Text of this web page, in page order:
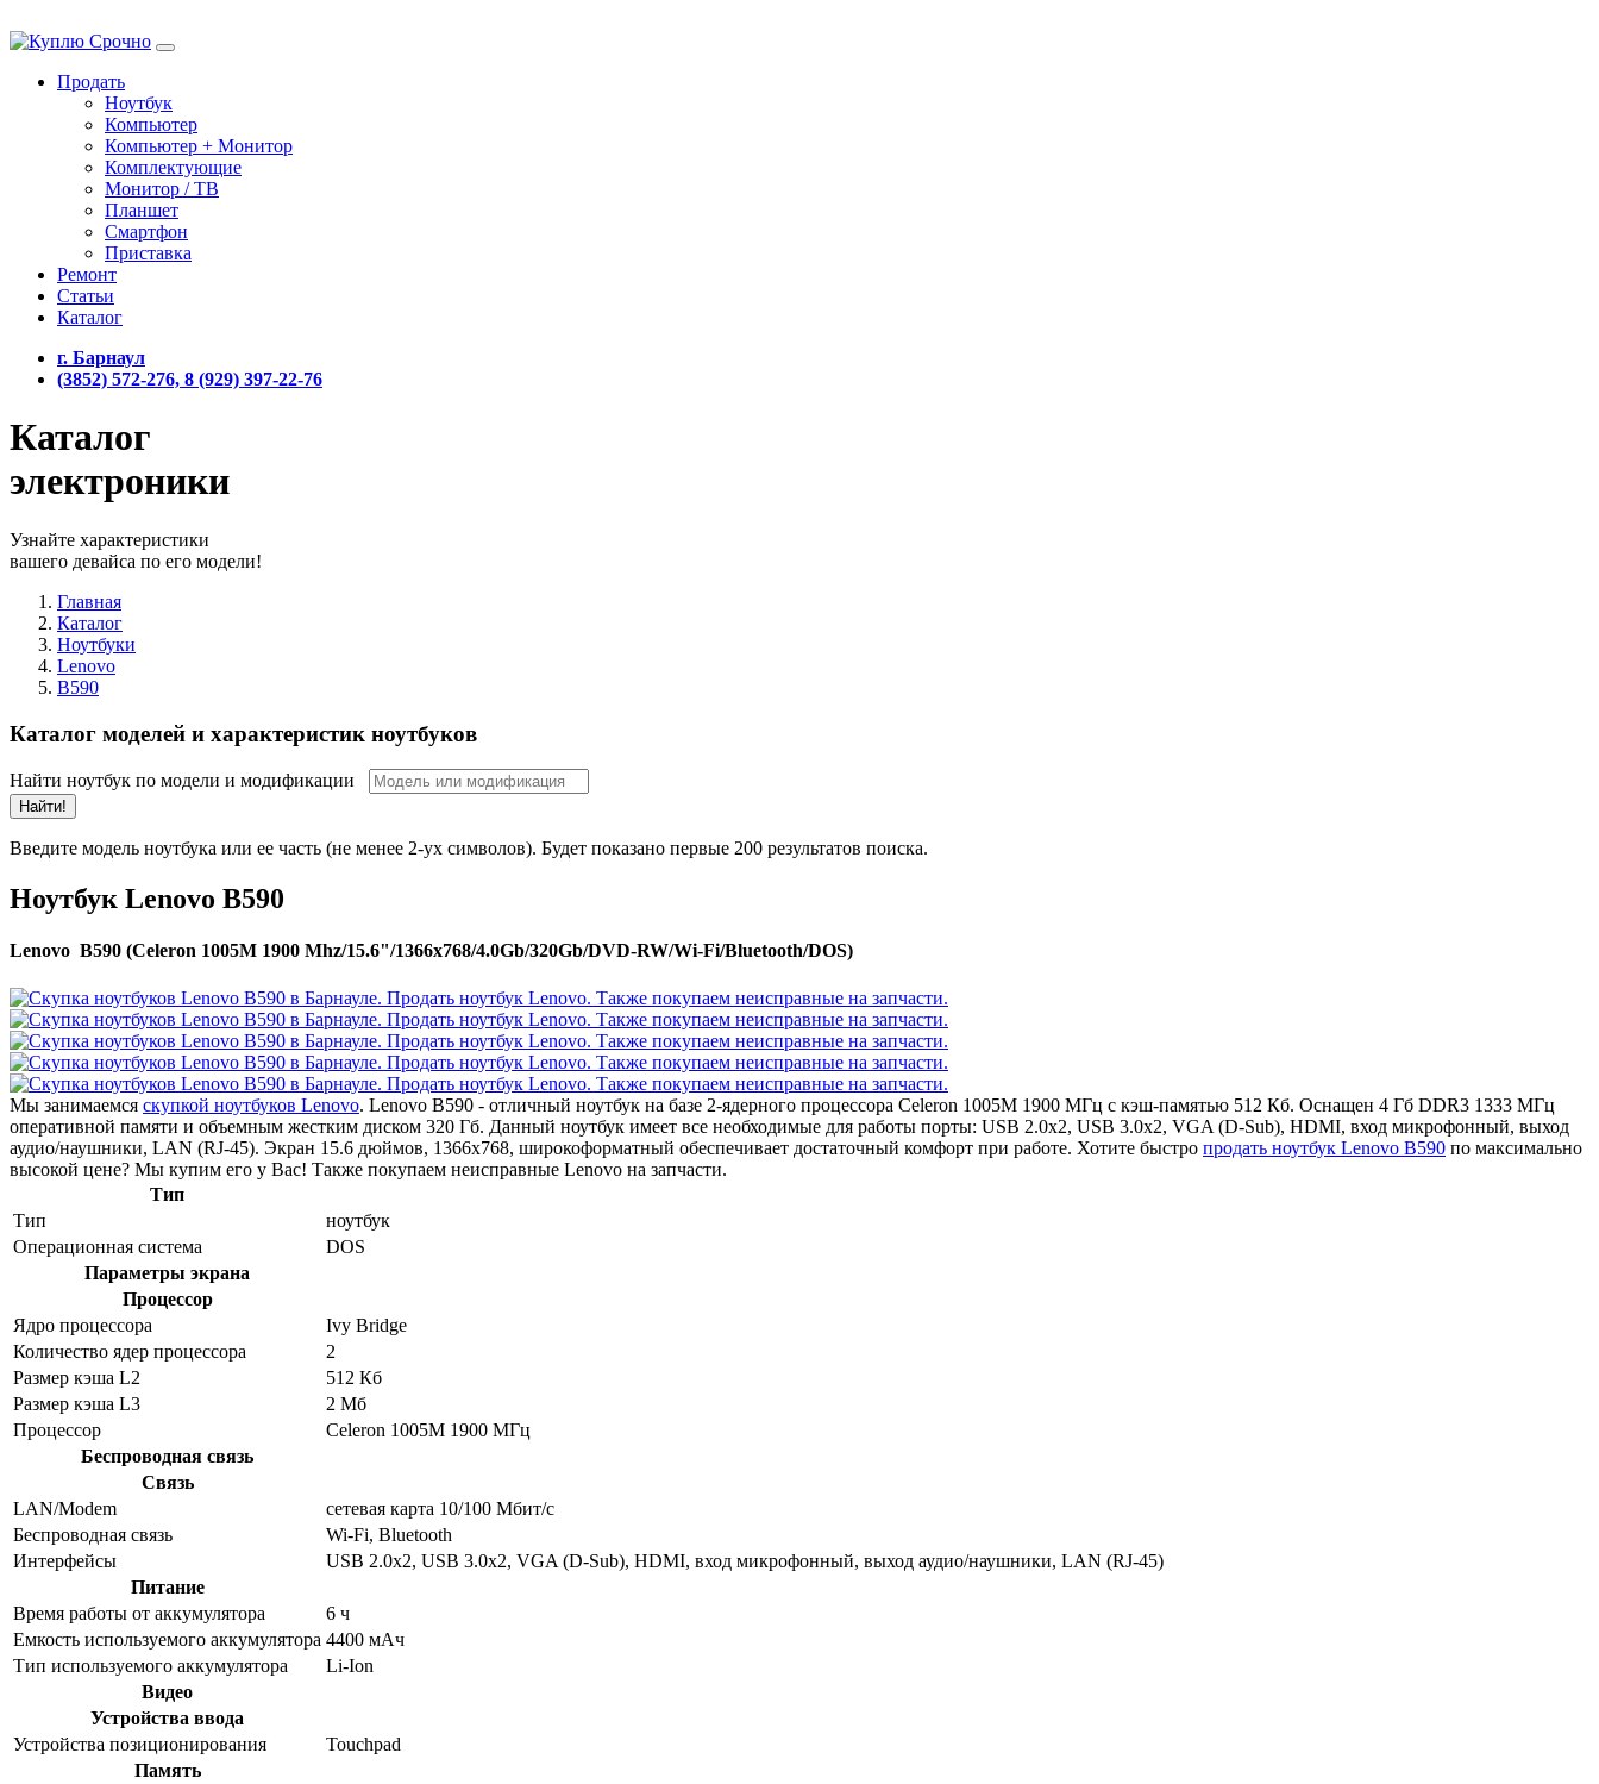
Продать
Ноутбук
Компьютер
Компьютер + Монитор
Комплектующие
Монитор / ТВ
Планшет
Смартфон
Приставка
Ремонт
Статьи
Каталог
г. Барнаул
(3852) 572-276, 8 (929) 397-22-76
Каталог
электроники
Узнайте характеристики
вашего девайса по его модели!
Главная
Каталог
Ноутбуки
Lenovo
B590
Каталог моделей и характеристик ноутбуков
Найти ноутбук по модели и модификации
Найти!
Введите модель ноутбука или ее часть (не менее 2-ух символов). Будет показано первые 200 результатов поиска.
Ноутбук Lenovo B590
Lenovo B590 (Celeron 1005M 1900 Mhz/15.6"/1366x768/4.0Gb/320Gb/DVD-RW/Wi-Fi/Bluetooth/DOS)
Мы занимаемся скупкой ноутбуков Lenovo. Lenovo B590 - отличный ноутбук на базе 2-ядерного процессора Celeron 1005M 1900 МГц с кэш-памятью 512 Кб. Оснащен 4 Гб DDR3 1333 МГц
оперативной памяти и объемным жестким диском 320 Гб. Данный ноутбук имеет все необходимые для работы порты: USB 2.0x2, USB 3.0x2, VGA (D-Sub), HDMI, вход микрофонный, выход
аудио/наушники, LAN (RJ-45). Экран 15.6 дюймов, 1366x768, широкоформатный обеспечивает достаточный комфорт при работе. Хотите быстро продать ноутбук Lenovo B590 по максимально
высокой цене? Мы купим его у Вас! Также покупаем неисправные Lenovo на запчасти.
Тип
Тип
ноутбук
Операционная система
DOS
Параметры экрана
Процессор
Ядро процессора
Ivy Bridge
Количество ядер процессора
2
Размер кэша L2
512 Кб
Размер кэша L3
2 Мб
Процессор
Celeron 1005M 1900 МГц
Беспроводная связь
Связь
LAN/Modem
сетевая карта 10/100 Мбит/c
Беспроводная связь
Wi-Fi, Bluetooth
Интерфейсы
USB 2.0x2, USB 3.0x2, VGA (D-Sub), HDMI, вход микрофонный, выход аудио/наушники, LAN (RJ-45)
Питание
Время работы от аккумулятора
6 ч
Емкость используемого аккумулятора 4400 мАч
Тип используемого аккумулятора
Li-Ion
Видео
Устройства ввода
Устройства позиционирования
Touchpad
Память